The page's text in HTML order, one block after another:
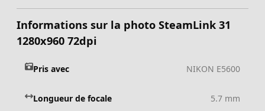
Informations sur la photo SteamLink 31
1280x960 72dpi
Pris avec NIKON E5600
Longueur de focale 5.7 mm